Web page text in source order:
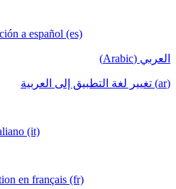
a español (es)
العربي (Arabic)
(ar) تغيير لغة التطبيق إلى العربية
(it)
en français (fr)